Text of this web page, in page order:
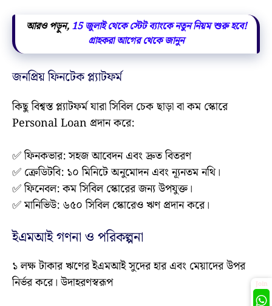
আরও পড়ুন, 15 জুলাই থেকে স্টেট ব্যাংকে নতুন নিয়ম শুরু হবে!
গ্রাহকরা আগের থেকে জানুন
জনপ্রিয় ফিনটেক প্ল্যাটফর্ম
কিছু বিশ্বস্ত প্ল্যাটফর্ম যারা সিবিল চেক ছাড়া বা কম স্কোরে
Personal Loan প্রদান করে:
✅ ফিনকভার: সহজ আবেদন এবং দ্রুত বিতরণ
✅ ক্রেডিটবি: ১০ মিনিটে অনুমোদন এবং ন্যূনতম নথি।
✅ফিনেবল: কম সিবিল স্কোরের জন্য উপযুক্ত।
✅মানিভিউ: ৬৫০ সিবিল স্কোরেও ঋণ প্রদান করে।
ইএমআই গণনা ও পরিকল্পনা
১ লক্ষ টাকার ঋণের ইএমআই সুদের হার এবং মেয়াদের উপর
নির্ভর করে। উদাহরণস্বরূপ
Join